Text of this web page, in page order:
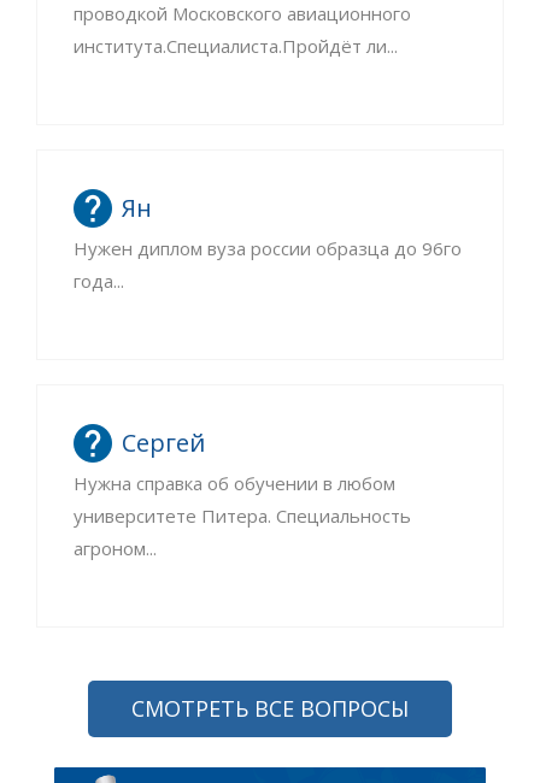
проводкой Московского авиационного
института.Специалиста.Пройдёт ли...
Ян
Нужен диплом вуза россии образца до 96го
года...
Сергей
Нужна справка об обучении в любом
университете Питера. Специальность
агроном...
СМОТРЕТЬ ВСЕ ВОПРОСЫ